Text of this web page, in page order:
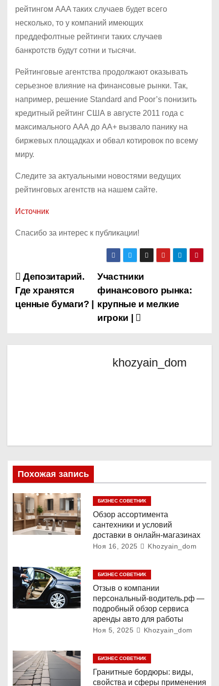
рейтингом ААA таких случаев будет всего
несколько, то у компаний имеющих
преддефолтные рейтинги таких случаев
банкротств будут сотни и тысячи.
Рейтинговые агентства продолжают оказывать
серьезное влияние на финансовые рынки. Так,
например, решение Standard and Poor’s понизить
кредитный рейтинг США в августе 2011 года с
максимального ААА до АА+ вызвало панику на
биржевых площадках и обвал котировок по всему
миру.
Следите за актуальными новостями ведущих
рейтинговых агентств на нашем сайте.
Источник
Спасибо за интерес к публикации!
Н
а
и
я
п
о
з
а
и
с
я
Участники
финансового рынка:
крупные и мелкие
игроки |
Депозитарий.
Где хранятся
ценные бумаги? |
khozyain_dom
Похожая запись
БИЗНЕС СОВЕТНИК
Обзор ассортимента
сантехники и условий
доставки в онлайн-магазинах
Ноя 16, 2025 Khozyain_dom
БИЗНЕС СОВЕТНИК
Отзыв о компании
персональный-водитель.рф —
подробный обзор сервиса
аренды авто для работы
Ноя 5, 2025 Khozyain_dom
БИЗНЕС СОВЕТНИК
Гранитные бордюры: виды,
свойства и сферы применения